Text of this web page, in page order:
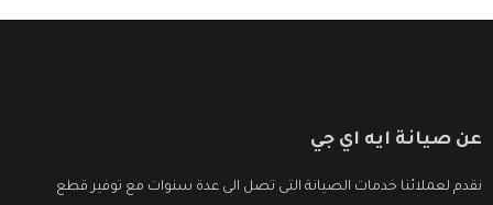
عن صيانة ايه اي جي
نقدم لعملائنا خدمات الصيانة التى تصل الى عدة سنوات مع توفير قطع